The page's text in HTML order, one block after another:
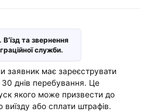
В’їзд та звернення
служби.
заявник має зареєструвати
днів перебування. Це
якого може призвести до
виїзду або сплати штрафів.